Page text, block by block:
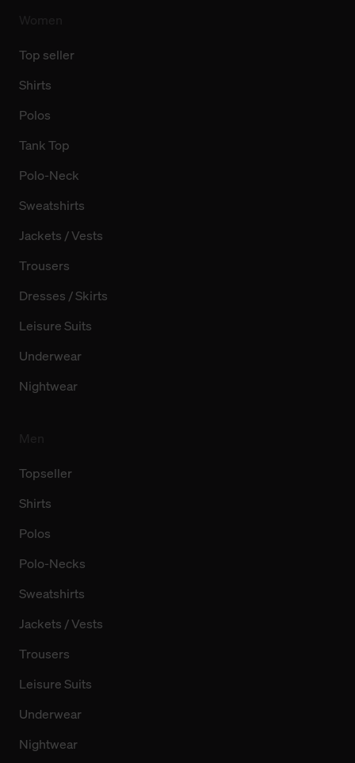
Top seller
Shirts
Polos
Tank Top
Polo-Neck
Sweatshirts
Jackets / Vests
Trousers
Dresses / Skirts
Leisure Suits
Underwear
Nightwear
Topseller
Shirts
Polos
Polo-Necks
Sweatshirts
Jackets / Vests
Trousers
Leisure Suits
Underwear
Nightwear